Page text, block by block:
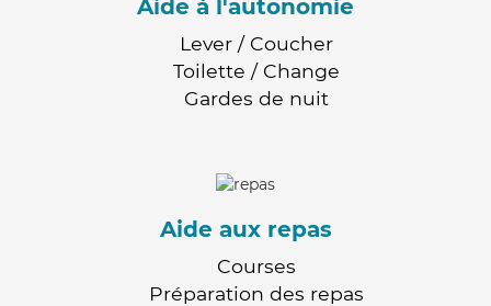
Aide à l'autonomie
Lever / Coucher
Toilette / Change
Gardes de nuit
Aide aux repas
Courses
Préparation des repas